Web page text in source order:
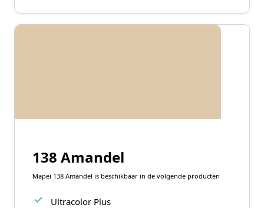
138 Amandel
Mapei 138 Amandel is beschikbaar in de volgende producten
Ultracolor Plus